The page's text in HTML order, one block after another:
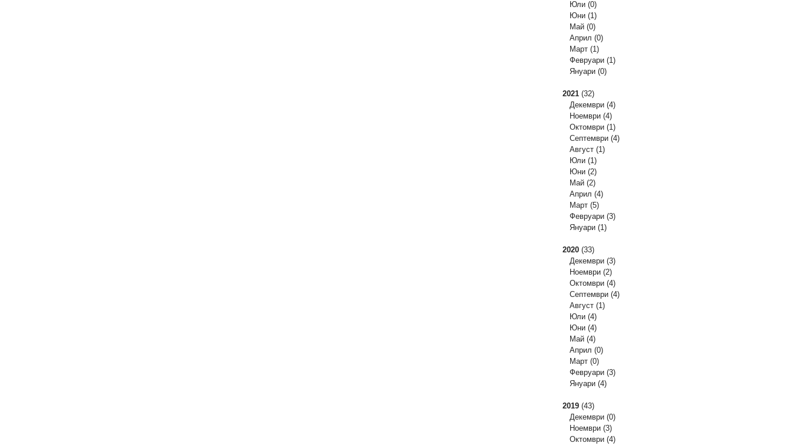
Юли (0)
Юни (1)
Май (0)
Април (0)
Март (1)
Февруари (1)
Януари (0)
2021 (32)
Декември (4)
Ноември (4)
Октомври (1)
Септември (4)
Август (1)
Юли (1)
Юни (2)
Май (2)
Април (4)
Март (5)
Февруари (3)
Януари (1)
2020 (33)
Декември (3)
Ноември (2)
Октомври (4)
Септември (4)
Август (1)
Юли (4)
Юни (4)
Май (4)
Април (0)
Март (0)
Февруари (3)
Януари (4)
2019 (43)
Декември (0)
Ноември (3)
Октомври (4)